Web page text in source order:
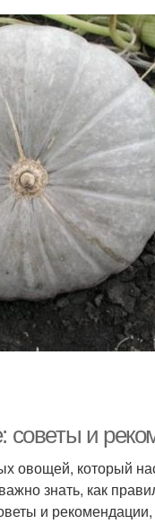
советы и
овощей, который
знать, как
и